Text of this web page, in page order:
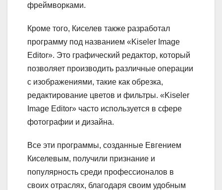
фреймворками.
Кроме того, Киселев также разработал
программу под названием «Kiseler Image
Editor». Это графический редактор, который
позволяет производить различные операции
с изображениями, такие как обрезка,
редактирование цветов и фильтры. «Kiseler
Image Editor» часто используется в сфере
фотографии и дизайна.
Все эти программы, созданные Евгением
Киселевым, получили признание и
популярность среди профессионалов в
своих отраслях, благодаря своим удобным